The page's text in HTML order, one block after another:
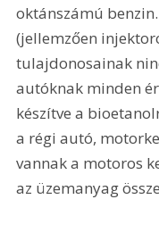
oktánszámú
(jellemzően
tulajdonosainak
autóknak minden
készítve a
a régi autó,
vannak a motoros
az üzemanyag